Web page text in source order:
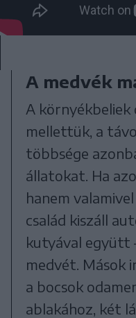
A medvék
A környékbeliek
mellettük, a
többsége
állatokat. Ha
hanem
család kiszáll
kutyával együtt
medvét. Mások
a bocsok
ablakához, két